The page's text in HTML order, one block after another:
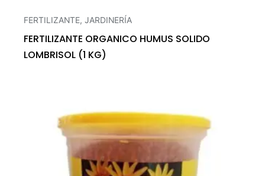
FERTILIZANTE, JARDINERÍA
FERTILIZANTE ORGANICO HUMUS SOLIDO
LOMBRISOL (1 KG)